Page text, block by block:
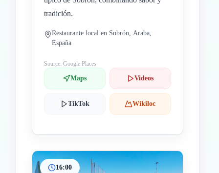
tradición.
Restaurante local en Sobrón, Araba,
España
Source: Google Places
Maps Videos
TikTok Wikiloc
16:00